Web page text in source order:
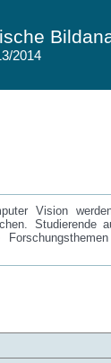
2014
Vision
Studierende